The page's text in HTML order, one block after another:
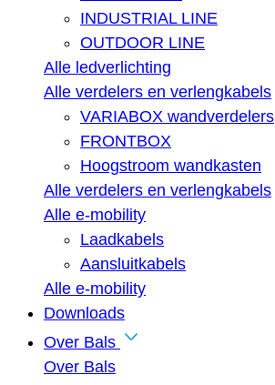
INDUSTRIAL LINE
OUTDOOR LINE
Alle ledverlichting
Alle verdelers en verlengkabels
VARIABOX wandverdelers
FRONTBOX
Hoogstroom wandkasten
Alle verdelers en verlengkabels
Alle e-mobility
Laadkabels
Aansluitkabels
Alle e-mobility
Downloads
Over Bals
Over Bals